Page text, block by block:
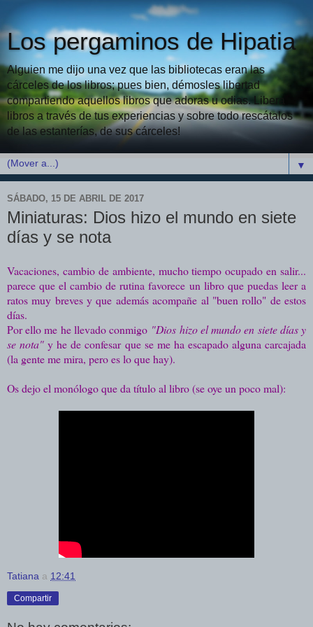
Los pergaminos de Hipatia
Alguien me dijo una vez que las bibliotecas eran las
cárceles de los libros; pues bien, démosles libertad
compartiendo aquellos libros que adoras u odias. Libera
libros a través de tus experiencias y sobre todo rescátalos
de las estanterías, de sus cárceles!
▼
SÁBADO, 15 DE ABRIL DE 2017
Miniaturas: Dios hizo el mundo en siete
días y se nota
Vacaciones, cambio de ambiente, mucho tiempo ocupado en salir...
parece que el cambio de rutina favorece un libro que puedas leer a
ratos muy breves y que además acompañe al "buen rollo" de estos
días.
Por ello me he llevado conmigo "Dios hizo el mundo en siete días y
se nota" y he de confesar que se me ha escapado alguna carcajada
(la gente me mira, pero es lo que hay).
Os dejo el monólogo que da título al libro (se oye un poco mal):
Tatiana a 12:41
Compartir